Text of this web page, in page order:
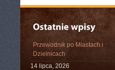
Przewodnik po Miastach i
Dzielnicach
14 lipca, 2026